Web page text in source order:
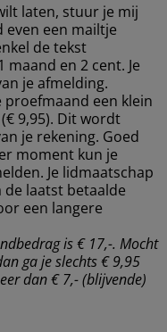
laten, stuur je mij
even een mailtje
de tekst
maand en 2 cent. Je
je afmelding.
proefmaand een klein
9,95). Dit wordt
je rekening. Goed
moment kun je
Je lidmaatschap
laatst betaalde
een langere
is € 17,-. Mocht
ga je slechts € 9,95
dan € 7,- (blijvende)